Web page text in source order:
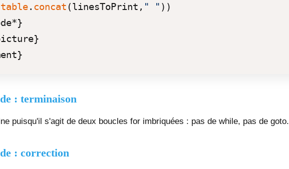
table. concat (linesToPrint, " " ))
: terminaison
puisqu'il s'agit de deux boucles for imbriquées : pas de while, pas de goto.
: correction